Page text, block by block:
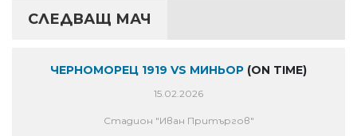
СЛЕДВАЩ МАЧ
ЧЕРНОМОРЕЦ 1919 VS МИНЬОР (ON TIME)
15.02.2026
Стадион "Иван Притъргов"